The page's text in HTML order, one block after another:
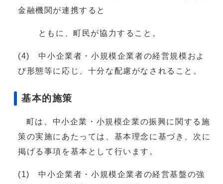
金融機関が連携すると
ともに、町民が協力すること。
(4) 中小企業者・小規模企業者の経営規模およ
び形態等に応じ、十分な配慮がなされること。
基本的施策
町は、中小企業・小規模企業の振興に関する施
策の実施にあたっては、基本理念に基づき、次に
掲げる事項を基本として行います。
(1) 中小企業者・小規模企業者の経営基盤の強